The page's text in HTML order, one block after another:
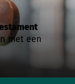
met een